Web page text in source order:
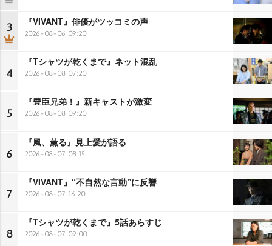
3 『VIVANT』俳優がツッコミの声
2026-08-06 09:20
4
『Tシャツが乾くまで』ネット混乱
2026-08-08 07:20
5
『豊臣兄弟！』新キャストが激変
2026-08-08 09:20
6
『風、薫る』見上愛が語る
2026-08-07 08:15
7
『VIVANT』“不自然な言動”に反響
2026-08-07 16:20
8
『Tシャツが乾くまで』5話あらすじ
2026-08-07 09:00